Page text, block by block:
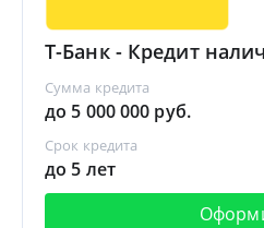
Т-Банк - Кредит
Сумма кредита
до 5 000 000 руб.
Срок кредита
до 5 лет